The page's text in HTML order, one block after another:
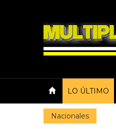
LO ÚLTIMO
Nacionales